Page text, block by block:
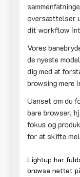
oversættelser
dit workflow
Vores
de nyeste
dig med at
browsing mere
Uanset om du
bare browser,
fokus og
for at skifte
Lightup har
browse nettet